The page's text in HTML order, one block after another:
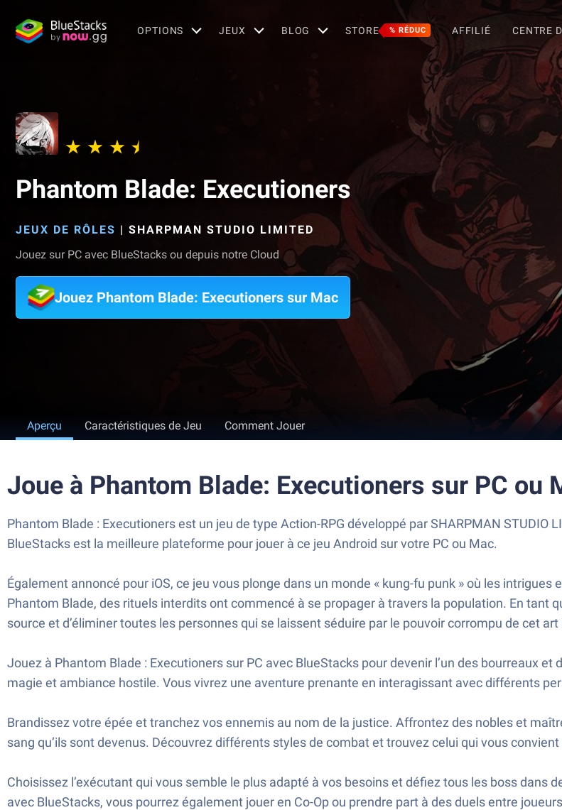
OPTIONS JEUX BLOG STORE % RÉDUC AFFILIÉ CENTRE
Phantom Blade: Executioners
JEUX DE RÔLES | SHARPMAN STUDIO LIMITED
Jouez sur PC avec BlueStacks ou depuis notre Cloud
Jouez Phantom Blade: Executioners sur Mac
Aperçu Caractéristiques de Jeu Comment Jouer
Joue à Phantom Blade: Executioners sur PC ou
Phantom Blade : Executioners est un jeu de type Action-RPG développé par SHARPMAN STUDIO
BlueStacks est la meilleure plateforme pour jouer à ce jeu Android sur votre PC ou Mac.
Également annoncé pour iOS, ce jeu vous plonge dans un monde « kung-fu punk » où les
Phantom Blade, des rituels interdits ont commencé à se propager à travers la population. En tant
source et d’éliminer toutes les personnes qui se laissent séduire par le pouvoir corrompu de cet
Jouez à Phantom Blade : Executioners sur PC avec BlueStacks pour devenir l’un des bourreaux
magie et ambiance hostile. Vous vivrez une aventure prenante en interagissant avec différents
Brandissez votre épée et tranchez vos ennemis au nom de la justice. Affrontez des nobles et
sang qu’ils sont devenus. Découvrez différents styles de combat et trouvez celui qui vous convient
Choisissez l’exécutant qui vous semble le plus adapté à vos besoins et défiez tous les boss dans
avec BlueStacks, vous pourrez également jouer en Co-Op ou prendre part à des duels entre